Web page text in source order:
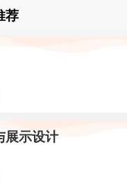
荐
展示设计